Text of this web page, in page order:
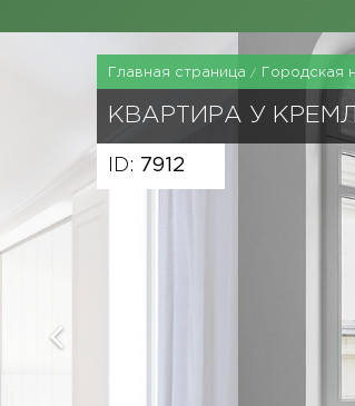
Главная страница Городская
КВАРТИРА У
ID: 7912